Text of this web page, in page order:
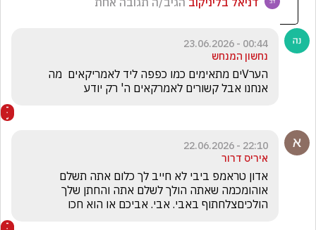
00:44 - 23.06.2026
נחשון המנחש
אנחנו אבל קשורים לאמרקאים ה' רק יודע
22:10 - 22.06.2026
איריס דרור
הולכיםצלחתוף באבי. אבי. אביכם או הוא חכו